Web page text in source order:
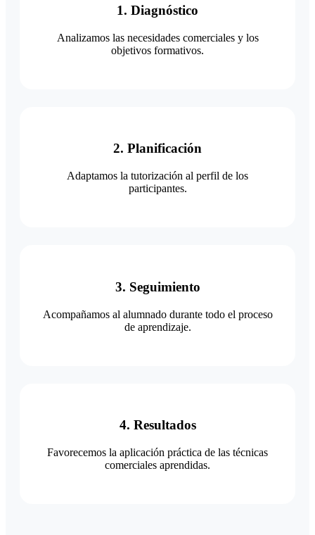
1. Diagnóstico
Analizamos las necesidades comerciales y los
objetivos formativos.
2. Planificación
Adaptamos la tutorización al perfil de los
participantes.
3. Seguimiento
Acompañamos al alumnado durante todo el proceso
de aprendizaje.
4. Resultados
Favorecemos la aplicación práctica de las técnicas
comerciales aprendidas.